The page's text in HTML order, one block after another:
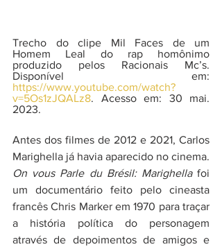
Trecho do clipe Mil Faces de um
Homem Leal do rap homônimo
produzido pelos Racionais Mc’s.
https://www.youtube.com/watch?
v=5Os1zJQALz8. Acesso em: 30 mai.
2023.
Antes dos filmes de 2012 e 2021, Carlos
On vous Parle du Brésil: Marighella foi
um documentário feito pelo cineasta
francês Chris Marker em 1970 para traçar
a história política do personagem
através de depoimentos de amigos e